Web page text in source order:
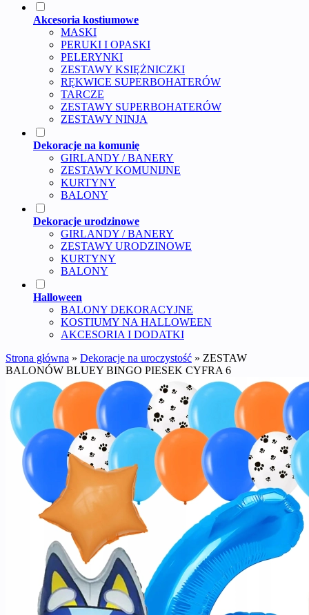
Akcesoria kostiumowe
MASKI
PERUKI I OPASKI
PELERYNKI
ZESTAWY KSIĘŻNICZKI
RĘKWICE SUPERBOHATERÓW
TARCZE
ZESTAWY SUPERBOHATERÓW
ZESTAWY NINJA
Dekoracje na komunię
GIRLANDY / BANERY
ZESTAWY KOMUNIJNE
KURTYNY
BALONY
Dekoracje urodzinowe
GIRLANDY / BANERY
ZESTAWY URODZINOWE
KURTYNY
BALONY
Halloween
BALONY DEKORACYJNE
KOSTIUMY NA HALLOWEEN
AKCESORIA I DODATKI
Strona główna » Dekoracje na uroczystość » ZESTAW
BALONÓW BLUEY BINGO PIESEK CYFRA 6